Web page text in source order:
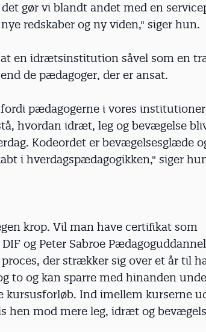
gør vi blandt andet med en
redskaber og ny viden," siger hun.
en idrætsinstitution såvel som en
de pædagoger, der er ansat.
pædagogerne i vores
hvordan idræt, leg og bevægelse
Kodeordet er bevægelsesglæde
i hverdagspædagogikken," siger
krop. Vil man have certifikat som
og Peter Sabroe
der strækker sig over et år til
to og kan sparre med hinanden
kursusforløb. Ind imellem kurserne
hen mod mere leg, idræt og